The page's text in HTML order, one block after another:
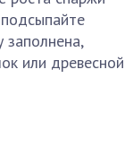
заполнена,
или древесной